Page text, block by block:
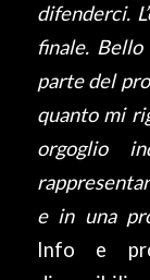
difenderci.
finale.
parte del
quanto mi
orgoglio
e in una
Info e